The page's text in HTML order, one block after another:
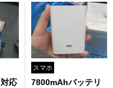
応
スマホ
7800mAhバッテリ